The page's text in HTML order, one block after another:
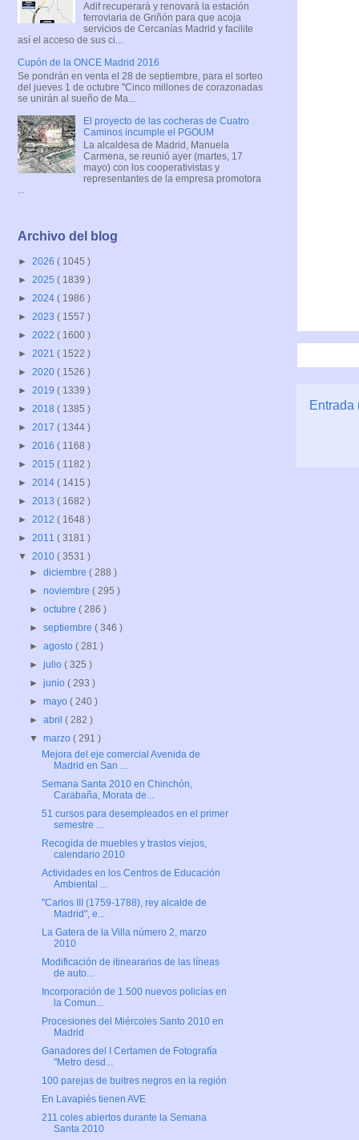
Entrada
Adif recuperará y renovará la estación
ferroviaria de Griñón para que acoja
servicios de Cercanías Madrid y facilite
así el acceso de sus ci...
Cupón de la ONCE Madrid 2016
Se pondrán en venta el 28 de septiembre, para el sorteo
del jueves 1 de octubre "Cinco millones de corazonadas
se unirán al sueño de Ma...
El proyecto de las cocheras de Cuatro
Caminos incumple el PGOUM
La alcaldesa de Madrid, Manuela
Carmena, se reunió ayer (martes, 17
mayo) con los cooperativistas y
representantes de la empresa promotora
...
Archivo del blog
► 2026 ( 1045 )
► 2025 ( 1839 )
► 2024 ( 1986 )
► 2023 ( 1557 )
► 2022 ( 1600 )
► 2021 ( 1522 )
► 2020 ( 1526 )
► 2019 ( 1339 )
► 2018 ( 1385 )
► 2017 ( 1344 )
► 2016 ( 1168 )
► 2015 ( 1182 )
► 2014 ( 1415 )
► 2013 ( 1682 )
► 2012 ( 1648 )
► 2011 ( 3181 )
▼ 2010 ( 3531 )
►diciembre( 288 )
►noviembre( 295 )
►octubre( 286 )
►septiembre( 346 )
►agosto( 281 )
►julio( 325 )
►junio( 293 )
►mayo( 240 )
►abril( 282 )
▼marzo( 291 )
Mejora del eje comercial Avenida de
Madrid en San ...
Semana Santa 2010 en Chinchón,
Carabaña, Morata de...
51 cursos para desempleados en el primer
semestre ...
Recogida de muebles y trastos viejos,
calendario 2010
Actividades en los Centros de Educación
Ambiental ...
"Carlos III (1759-1788), rey alcalde de
Madrid", e...
La Gatera de la Villa número 2, marzo
2010
Modificación de itineararios de las líneas
de auto...
Incorporación de 1.500 nuevos policías en
la Comun...
Procesiones del Miércoles Santo 2010 en
Madrid
Ganadores del I Certamen de Fotografía
"Metro desd...
100 parejas de buitres negros en la región
En Lavapiés tienen AVE
211 coles abiertos durante la Semana
Santa 2010